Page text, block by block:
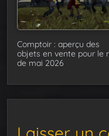
Comptoir : aperçu des
objets en vente pour le
de mai 2026